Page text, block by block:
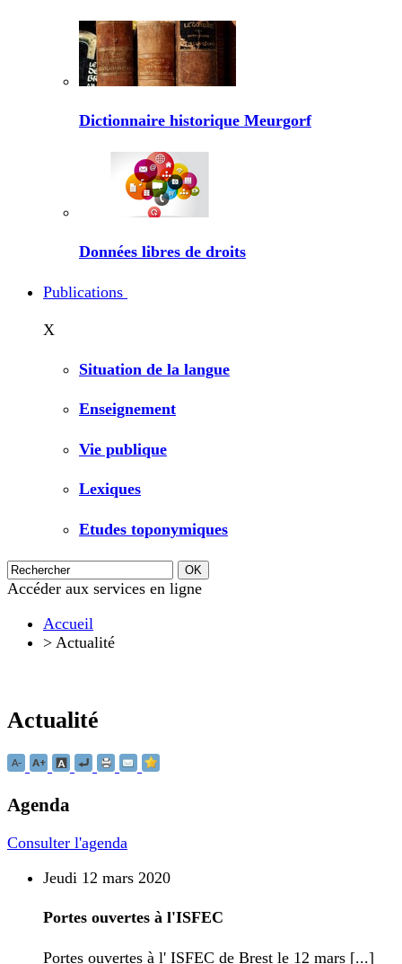
Dictionnaire historique Meurgorf
Données libres de droits
Publications
X
Situation de la langue
Enseignement
Vie publique
Lexiques
Etudes toponymiques
Accéder aux services en ligne
Accueil
> Actualité
Actualité
Agenda
Consulter l'agenda
Jeudi 12 mars 2020
Portes ouvertes à l'ISFEC
Portes ouvertes à l' ISFEC de Brest le 12 mars [...]